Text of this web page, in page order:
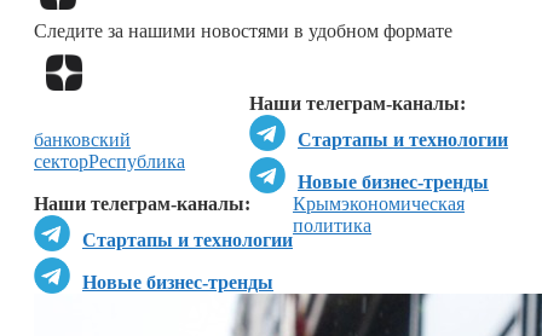
Следите за нашими новостями в удобном формате
Наши телеграм-каналы:
Стартапы и технологии
Новые бизнес-тренды
Наши телеграм-каналы:
Стартапы и технологии
Новые бизнес-тренды
банковский
секторРеспублика
Крымэкономическая
политика